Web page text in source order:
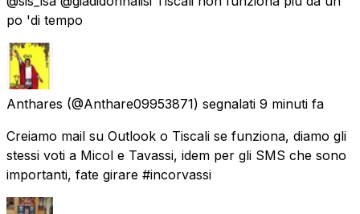
po 'di tempo
Anthares (@Anthare09953871) segnalati 9 minuti fa
Creiamo mail su Outlook o Tiscali se funziona, diamo gli
stessi voti a Micol e Tavassi, idem per gli SMS che sono
importanti, fate girare #incorvassi